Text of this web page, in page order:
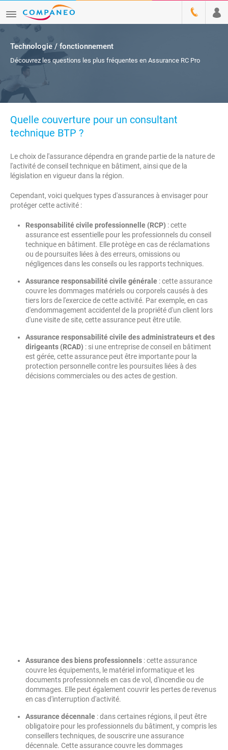
Technologie / fonctionnement
Découvrez les questions les plus fréquentes en Assurance RC Pro
Quelle couverture pour un consultant
technique BTP ?
Le choix de l'assurance dépendra en grande partie de la nature de
l'activité de conseil technique en bâtiment, ainsi que de la
législation en vigueur dans la région.
Cependant, voici quelques types d'assurances à envisager pour
protéger cette activité :
Responsabilité civile professionnelle (RCP) : cette
assurance est essentielle pour les professionnels du conseil
technique en bâtiment. Elle protège en cas de réclamations
ou de poursuites liées à des erreurs, omissions ou
négligences dans les conseils ou les rapports techniques.
Assurance responsabilité civile générale : cette assurance
couvre les dommages matériels ou corporels causés à des
tiers lors de l'exercice de cette activité. Par exemple, en cas
d'endommagement accidentel de la propriété d'un client lors
d'une visite de site, cette assurance peut être utile.
Assurance responsabilité civile des administrateurs et des
dirigeants (RCAD) : si une entreprise de conseil en bâtiment
est gérée, cette assurance peut être importante pour la
protection personnelle contre les poursuites liées à des
décisions commerciales ou des actes de gestion.
Assurance des biens professionnels : cette assurance
couvre les équipements, le matériel informatique et les
documents professionnels en cas de vol, d'incendie ou de
dommages. Elle peut également couvrir les pertes de revenus
en cas d'interruption d'activité.
Assurance décennale : dans certaines régions, il peut être
obligatoire pour les professionnels du bâtiment, y compris les
conseillers techniques, de souscrire une assurance
décennale. Cette assurance couvre les dommages